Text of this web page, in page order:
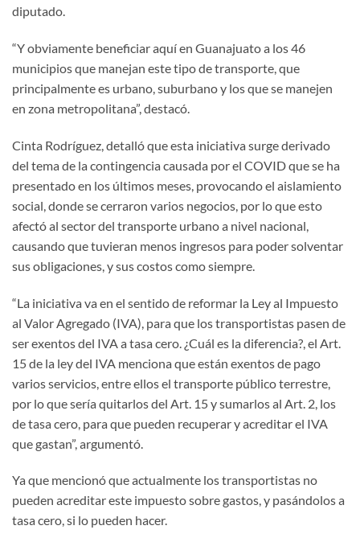
diputado.
“Y obviamente beneficiar aquí en Guanajuato a los 46
municipios que manejan este tipo de transporte, que
principalmente es urbano, suburbano y los que se manejen
en zona metropolitana”, destacó.
Cinta Rodríguez, detalló que esta iniciativa surge derivado
del tema de la contingencia causada por el COVID que se ha
presentado en los últimos meses, provocando el aislamiento
social, donde se cerraron varios negocios, por lo que esto
afectó al sector del transporte urbano a nivel nacional,
causando que tuvieran menos ingresos para poder solventar
sus obligaciones, y sus costos como siempre.
“La iniciativa va en el sentido de reformar la Ley al Impuesto
al Valor Agregado (IVA), para que los transportistas pasen de
ser exentos del IVA a tasa cero. ¿Cuál es la diferencia?, el Art.
15 de la ley del IVA menciona que están exentos de pago
varios servicios, entre ellos el transporte público terrestre,
por lo que sería quitarlos del Art. 15 y sumarlos al Art. 2, los
de tasa cero, para que pueden recuperar y acreditar el IVA
que gastan”, argumentó.
Ya que mencionó que actualmente los transportistas no
pueden acreditar este impuesto sobre gastos, y pasándolos a
tasa cero, si lo pueden hacer.